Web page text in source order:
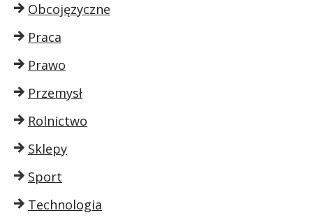
Obcojęzyczne
Praca
Prawo
Przemysł
Rolnictwo
Sklepy
Sport
Technologia